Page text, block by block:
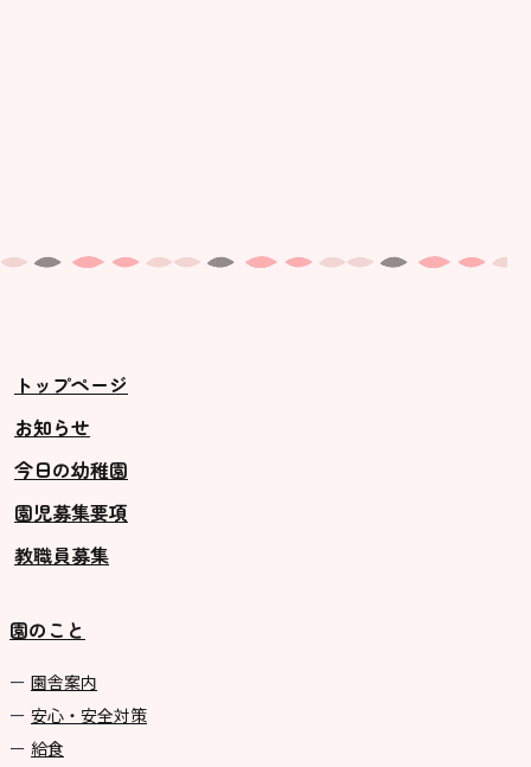
トップページ
お知らせ
今日の幼稚園
園児募集要項
教職員募集
園のこと
園舎案内
安心・安全対策
給食